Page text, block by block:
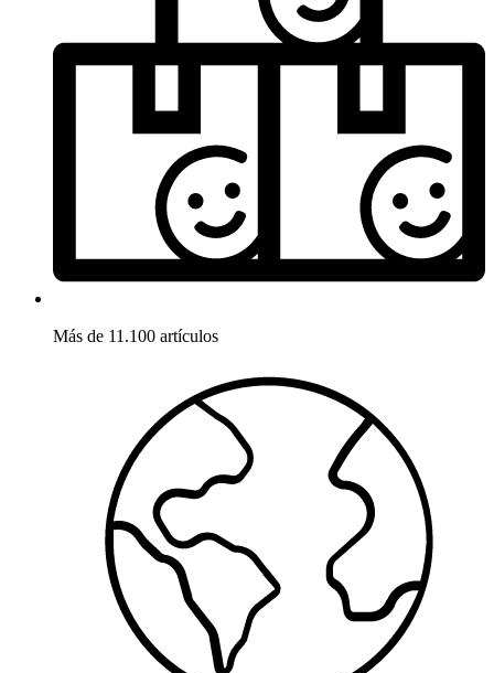
Más de 11.100 artículos